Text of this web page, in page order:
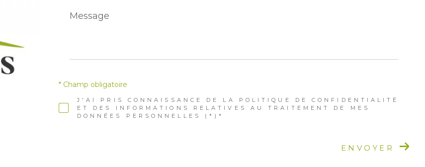
Message
*
J'AI PRIS CONNAISSANCE DE LA POLITIQUE DE CONFIDENTIALITÉ
ET DES INFORMATIONS RELATIVES AU TRAITEMENT DE MES
DONNÉES PERSONNELLES (*)*
* Champ obligatoire
ENVOYER